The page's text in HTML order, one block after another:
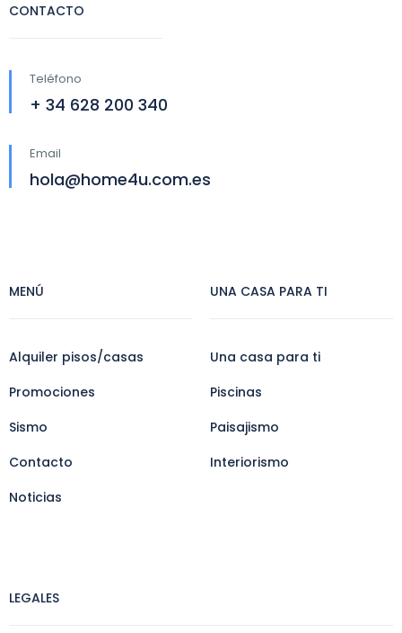
CONTACTO
Teléfono
+ 34 628 200 340
Email
hola@home4u.com.es
MENÚ
Alquiler pisos/casas
Promociones
Sismo
Contacto
Noticias
UNA CASA PARA TI
Una casa para ti
Piscinas
Paisajismo
Interiorismo
LEGALES